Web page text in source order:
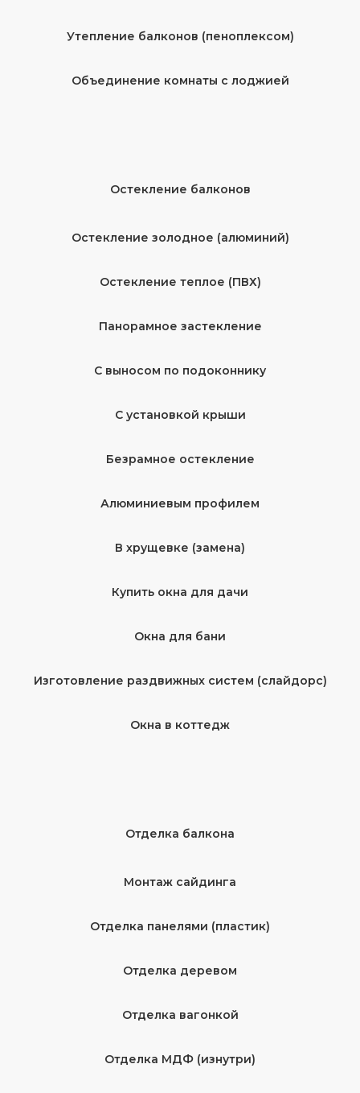
Утепление балконов (пеноплексом)
Объединение комнаты с лоджией
Остекление балконов
Остекление золодное (алюминий)
Остекление теплое (ПВХ)
Панорамное застекление
С выносом по подоконнику
С установкой крыши
Безрамное остекление
Алюминиевым профилем
В хрущевке (замена)
Купить окна для дачи
Окна для бани
Изготовление раздвижных систем (слайдорс)
Окна в коттедж
Отделка балкона
Монтаж сайдинга
Отделка панелями (пластик)
Отделка деревом
Отделка вагонкой
Отделка МДФ (изнутри)